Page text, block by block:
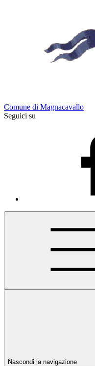
Comune di Magnacavallo
Seguici su
Nascondi la navigazione